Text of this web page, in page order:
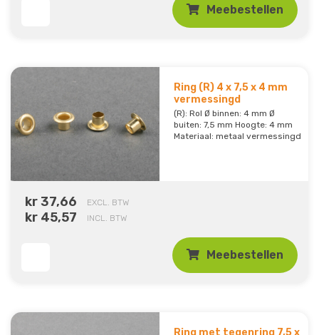
Meebestellen
Ring (R) 4 x 7,5 x 4 mm
vermessingd
(R): Rol Ø binnen: 4 mm Ø
buiten: 7,5 mm Hoogte: 4 mm
Materiaal: metaal vermessingd
kr 37,66 EXCL. BTW
kr 45,57 INCL. BTW
Meebestellen
Ring met tegenring 7,5 x